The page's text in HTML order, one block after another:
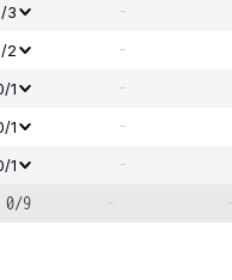
3 -
2 -
1 -
1 -
1
-
0/9 -